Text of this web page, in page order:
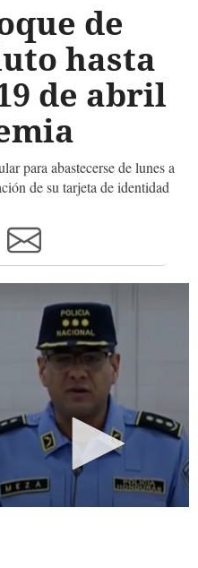
de
hasta
de abril
para abastecerse de lunes a
de su tarjeta de identidad